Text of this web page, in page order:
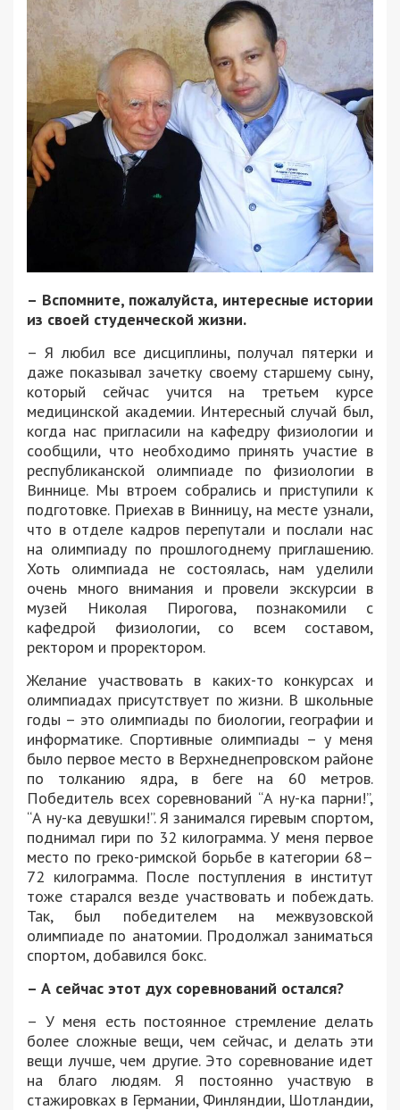
– Вспомните, пожалуйста, интересные истории
из своей студенческой жизни.
– Я любил все дисциплины, получал пятерки и
даже показывал зачетку своему старшему сыну,
который сейчас учится на третьем курсе
медицинской академии. Интересный случай был,
когда нас пригласили на кафедру физиологии и
сообщили, что необходимо принять участие в
республиканской олимпиаде по физиологии в
Виннице. Мы втроем собрались и приступили к
подготовке. Приехав в Винницу, на месте узнали,
что в отделе кадров перепутали и послали нас
на олимпиаду по прошлогоднему приглашению.
Хоть олимпиада не состоялась, нам уделили
очень много внимания и провели экскурсии в
музей Николая Пирогова, познакомили с
кафедрой физиологии, со всем составом,
ректором и проректором.
Желание участвовать в каких-то конкурсах и
олимпиадах присутствует по жизни. В школьные
годы – это олимпиады по биологии, географии и
информатике. Спортивные олимпиады – у меня
было первое место в Верхнеднепровском районе
по толканию ядра, в беге на 60 метров.
Победитель всех соревнований “А ну-ка парни!”,
“А ну-ка девушки!”. Я занимался гиревым спортом,
поднимал гири по 32 килограмма. У меня первое
место по греко-римской борьбе в категории 68–
72 килограмма. После поступления в институт
тоже старался везде участвовать и побеждать.
Так, был победителем на межвузовской
олимпиаде по анатомии. Продолжал заниматься
спортом, добавился бокс.
– А сейчас этот дух соревнований остался?
– У меня есть постоянное стремление делать
более сложные вещи, чем сейчас, и делать эти
вещи лучше, чем другие. Это соревнование идет
на благо людям. Я постоянно участвую в
стажировках в Германии, Финляндии, Шотландии,